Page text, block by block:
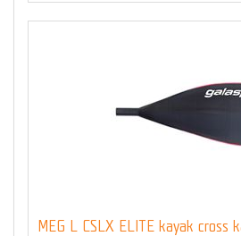
MEG L CSLX ELITE kayak cross